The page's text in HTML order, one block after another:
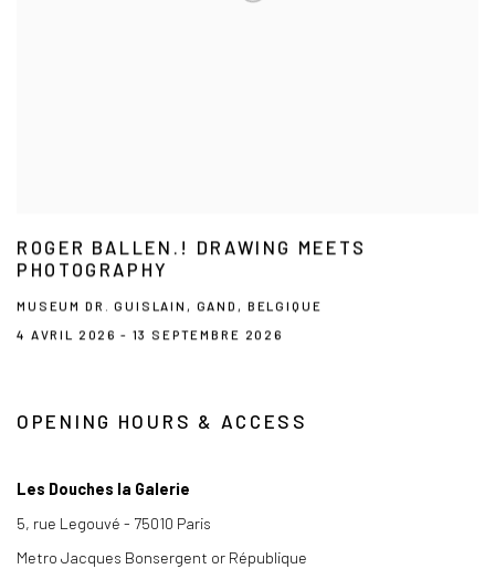
ROGER BALLEN.! DRAWING MEETS
PHOTOGRAPHY
MUSEUM DR. GUISLAIN, GAND, BELGIQUE
4 AVRIL 2026 - 13 SEPTEMBRE 2026
OPENING HOURS & ACCESS
Les Douches la Galerie
5, rue Legouvé - 75010 Paris
Metro Jacques Bonsergent or République